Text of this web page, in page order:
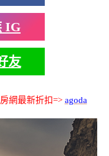
IG
友
網最新折扣=> agoda